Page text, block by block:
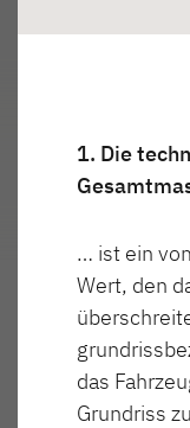
Unternehmen
Fahrzeugbörse
1. Die
… ist ein
Wert, den
das
Grundriss